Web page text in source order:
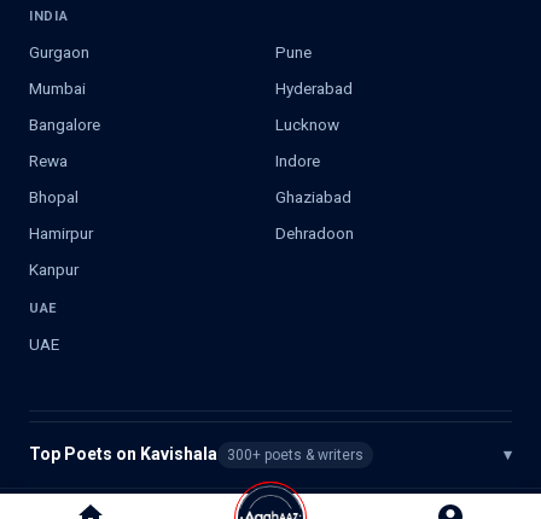
INDIA
Gurgaon
Pune
Mumbai
Hyderabad
Bangalore
Lucknow
Rewa
Indore
Bhopal
Ghaziabad
Hamirpur
Dehradoon
Kanpur
UAE
UAE
Top Poets on Kavishala 300+ poets & writers ▾